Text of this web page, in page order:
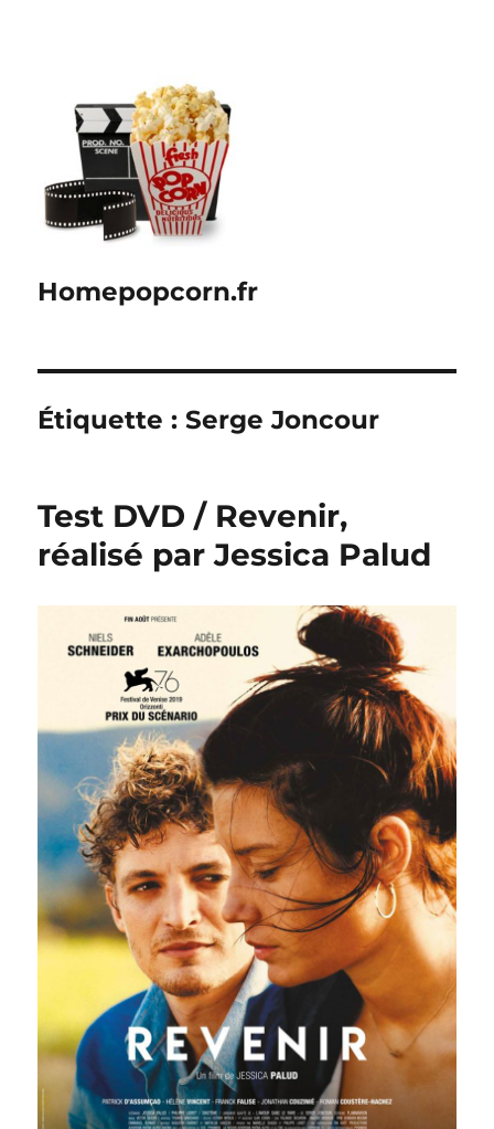
Homepopcorn.fr
Étiquette :Serge Joncour
Test DVD / Revenir,
réalisé par Jessica Palud